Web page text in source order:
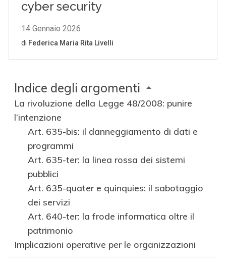
Indice degli argomenti
La rivoluzione della Legge 48/2008: punire
l’intenzione
Art. 635-bis: il danneggiamento di dati e
programmi
Art. 635-ter: la linea rossa dei sistemi
pubblici
Art. 635-quater e quinquies: il sabotaggio
dei servizi
Art. 640-ter: la frode informatica oltre il
patrimonio
Implicazioni operative per le organizzazioni